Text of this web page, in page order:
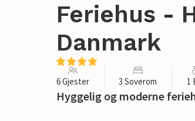
Feriehus -
Danmark
6 Gjester 3 Soverom 1
Hyggelig og moderne